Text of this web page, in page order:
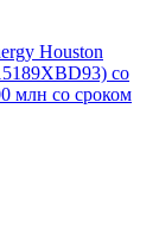
Houston
со
млн со сроком